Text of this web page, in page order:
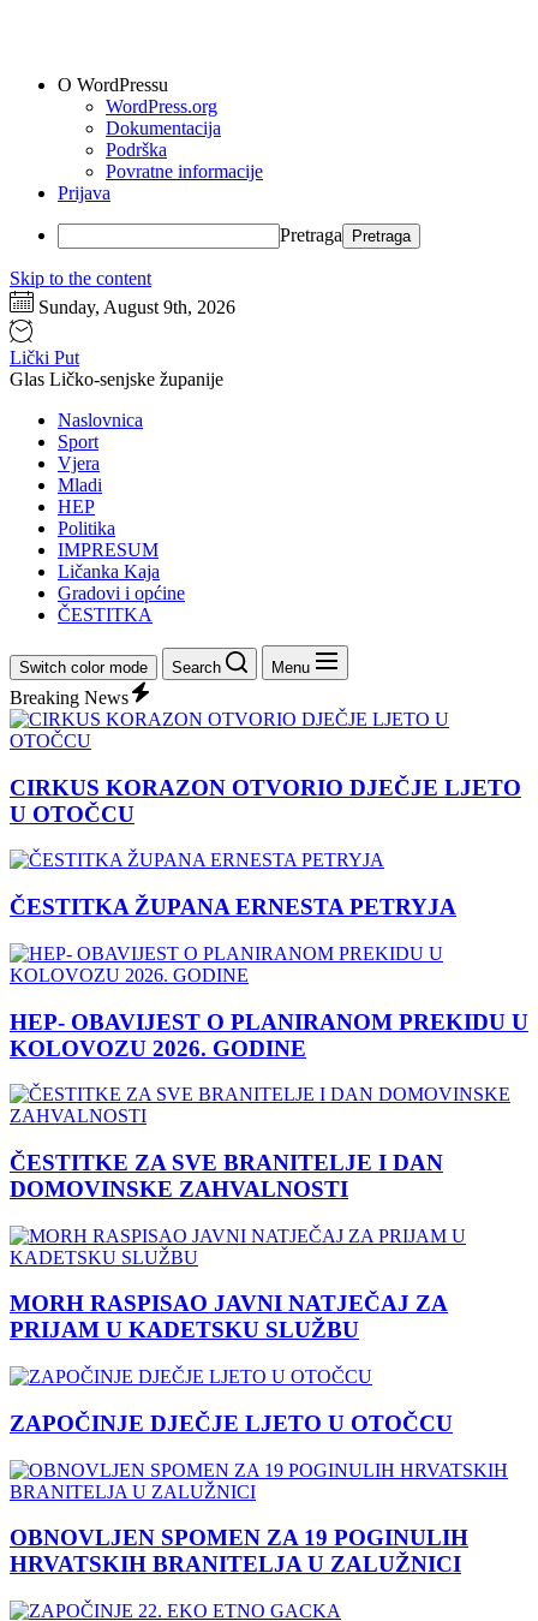
O WordPressu
WordPress.org
Dokumentacija
Podrška
Povratne informacije
Prijava
Pretraga
Skip to the content
Sunday, August 9th, 2026
Lički Put
Glas Ličko-senjske županije
Naslovnica
Sport
Vjera
Mladi
HEP
Politika
IMPRESUM
Ličanka Kaja
Gradovi i općine
ČESTITKA
Switch color mode Search Menu
Breaking News
CIRKUS KORAZON OTVORIO DJEČJE LJETO
U OTOČCU
ČESTITKA ŽUPANA ERNESTA PETRYJA
HEP- OBAVIJEST O PLANIRANOM PREKIDU U
KOLOVOZU 2026. GODINE
ČESTITKE ZA SVE BRANITELJE I DAN
DOMOVINSKE ZAHVALNOSTI
MORH RASPISAO JAVNI NATJEČAJ ZA
PRIJAM U KADETSKU SLUŽBU
ZAPOČINJE DJEČJE LJETO U OTOČCU
OBNOVLJEN SPOMEN ZA 19 POGINULIH
HRVATSKIH BRANITELJA U ZALUŽNICI